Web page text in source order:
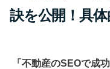
訣を公開！具
「不動産のSEOで成